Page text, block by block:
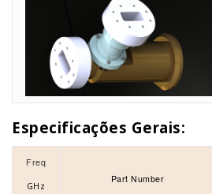
Especificações Gerais:
Freq
GHz
Part Number